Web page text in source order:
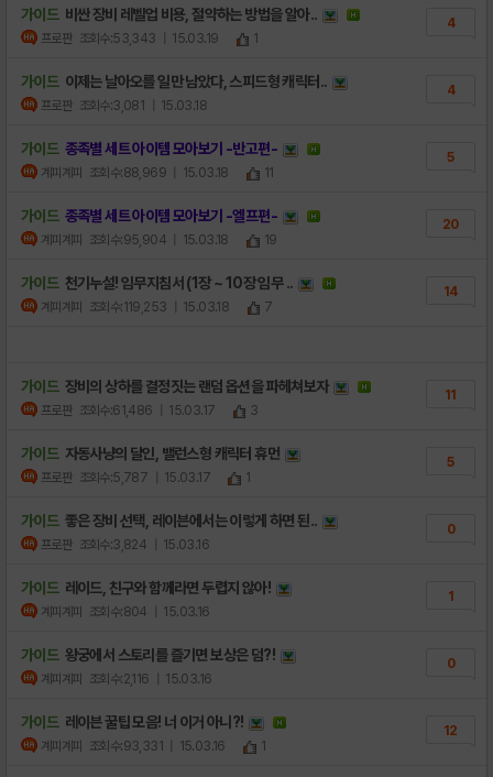
가이드 비싼 장비 레벨업 비용, 절약하는 방법을 알아..
프로판 조회수:53,343 | 15.03.19 1
4
가이드 이제는 날아오를 일만 남았다, 스피드형 캐릭터..
프로판 조회수:3,081 | 15.03.18
4
가이드 종족별 세트 아이템 모아보기 -반고편-
계피계피 조회수:88,969 | 15.03.18 11
5
가이드 종족별 세트 아이템 모아보기 -엘프편-
계피계피 조회수:95,904 | 15.03.18 19
20
가이드 천기누설! 임무지침서 (1장 ~ 10장 임무 ..
계피계피 조회수:119,253 | 15.03.18 7
14
가이드 장비의 상하를 결정짓는 랜덤 옵션을 파헤쳐보자
프로판 조회수:61,486 | 15.03.17 3
11
가이드 자동사냥의 달인, 밸런스형 캐릭터 휴먼
프로판 조회수:5,787 | 15.03.17 1
5
가이드 좋은 장비 선택, 레이븐에서는 이렇게 하면 된..
프로판 조회수:3,824 | 15.03.16
0
가이드 레이드, 친구와 함께라면 두렵지 않아!
계피계피 조회수:804 | 15.03.16
1
가이드 왕궁에서 스토리를 즐기면 보상은 덤?!
계피계피 조회수:2,116 | 15.03.16
0
가이드 레이븐 꿀팁 모음! 너 이거 아니?!
계피계피 조회수:93,331 | 15.03.16 1
12